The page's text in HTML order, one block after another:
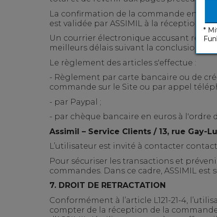
La confirmation de la commande
est validée par ASSIMIL à la réception
Un courrier électronique accusant
meilleurs délais suivant la conclusion de
Le règlement des articles s'effectue :
- Règlement par carte bancaire ou de
commande sur le Site ou par appel
- par Paypal ;
- par chèque bancaire en euros à l'ordre
Assimil – Service Clients / 13, rue Gay-
L’utilisateur est invité à contacter
Pour sécuriser les transactions et
commandes. Dans ce cadre, ASSIMIL
7. DROIT DE RETRACTATION
Conformément à l’article L121-21-4,
compter de la réception de la
*